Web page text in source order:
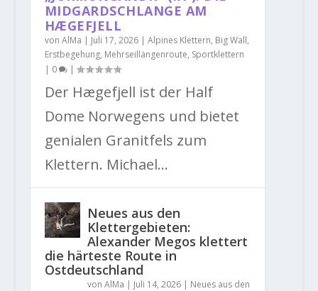
MIDGARDSCHLANGE AM
HÆGEFJELL
von AlMa | Juli 17, 2026| Alpines Klettern, Big Wall,
Erstbegehung, Mehrseillängenroute, Sportklettern
| 0 |
Der Hægefjell ist der Half
Dome Norwegens und bietet
genialen Granitfels zum
Klettern. Michael...
Neues aus den
Klettergebieten:
Alexander Megos klettert
die härteste Route in
Ostdeutschland
von AlMa | Juli 14, 2026| Neues aus den